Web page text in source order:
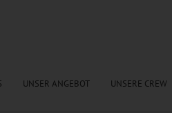
UNSER ANGEBOT UNSERE CREW